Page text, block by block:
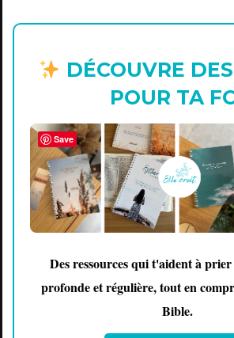
DÉCOUVRE
POUR TA
Des ressources qui t'aident à
profonde et régulière, tout en
Bible.
Save